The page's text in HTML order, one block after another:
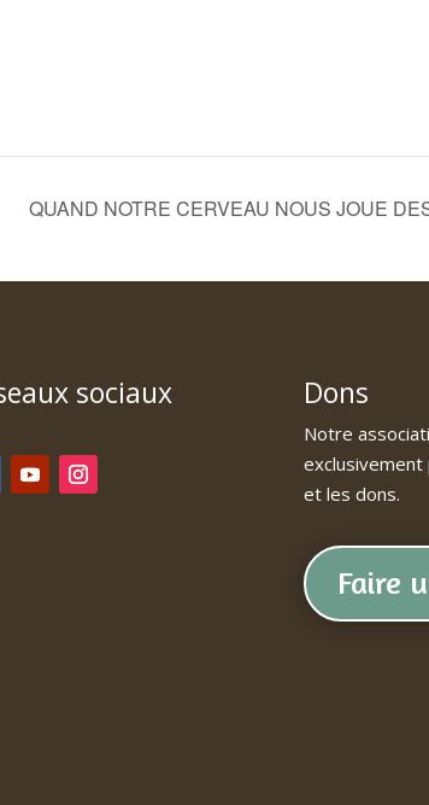
QUAND NOTRE CERVEAU NOUS JOUE
sociaux Dons
Notre
exclusivement
et les dons.
Faire